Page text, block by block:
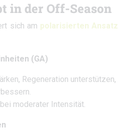
in der Off-Season
sich am polarisierten Ansatz
(GA)
Regeneration unterstützen,
moderater Intensität.